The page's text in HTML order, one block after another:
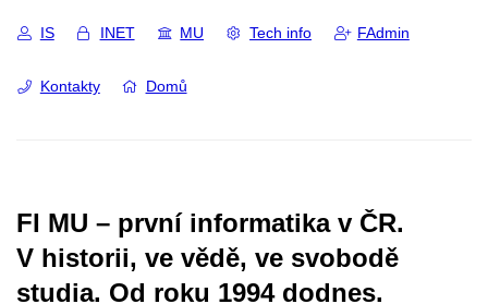
IS INET MU Tech info FAdmin
Kontakty Domů
FI MU – první informatika v ČR.
V historii, ve vědě, ve svobodě
studia. Od roku 1994 dodnes.